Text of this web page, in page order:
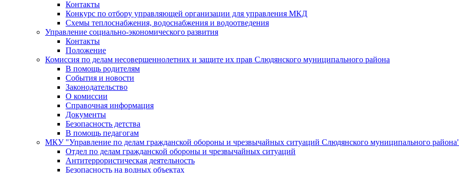
Контакты
Конкурс по отбору управляющей организации для управления МКД
Схемы теплоснабжения, водоснабжения и водоотведения
Управление социально-экономического развития
Контакты
Положение
Комиссия по делам несовершеннолетних и защите их прав Слюдянского муниципального района
В помощь родителям
События и новости
Законодательство
О комиссии
Справочная информация
Документы
Безопасность детства
В помощь педагогам
МКУ "Управление по делам гражданской обороны и чрезвычайных ситуаций Слюдянского муниципального
Отдел по делам гражданской обороны и чрезвычайных ситуаций
Антитеррористическая деятельность
Безопасность на водных объектах